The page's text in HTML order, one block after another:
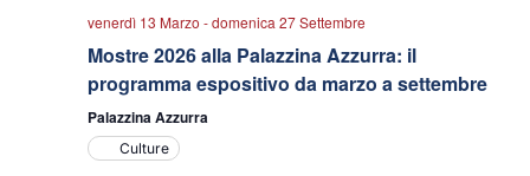
venerdì 13 Marzo -domenica 27 Settembre
Mostre 2026 alla Palazzina Azzurra: il
programma espositivo da marzo a settembre
Palazzina Azzurra
Culture